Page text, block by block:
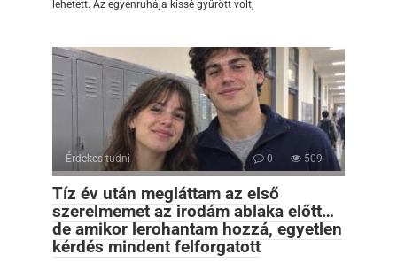
lehetett. Az egyenruhája kissé gyűrött volt,
Érdekes tudni 0 509
Tíz év után megláttam az első
szerelmemet az irodám ablaka előtt…
de amikor lerohantam hozzá, egyetlen
kérdés mindent felforgatott